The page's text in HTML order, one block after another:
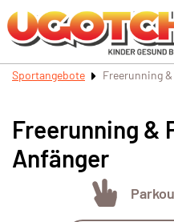
Sportangebote Freerunning
Freerunning &
Anfänger